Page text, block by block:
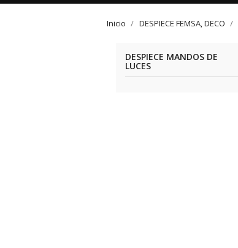
Inicio DESPIECE FEMSA, DECO
DESPIECE MANDOS DE
LUCES